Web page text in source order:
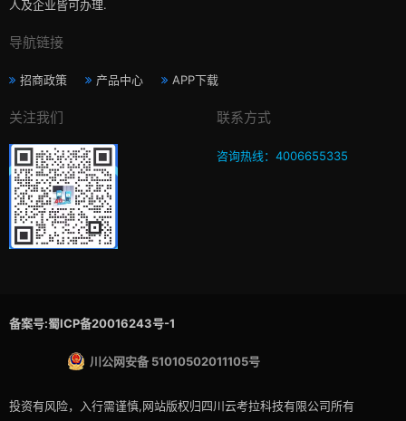
人及企业皆可办理.
导航链接
招商政策 产品中心 APP下载
关注我们 联系方式
咨询热线：4006655335
备案号:蜀ICP备20016243号-1
川公网安备 51010502011105号
投资有风险，入行需谨慎,网站版权归四川云考拉科技有限公司所有